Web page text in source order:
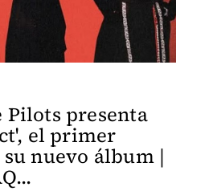
Pilots presenta
el primer
nuevo álbum |